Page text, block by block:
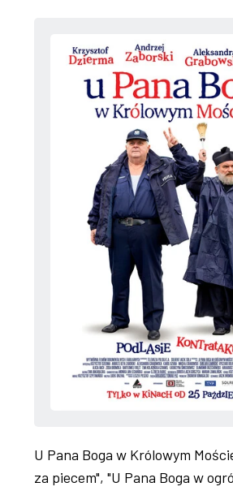
U Pana Boga w Królowym
za piecem", "U Pana Boga w